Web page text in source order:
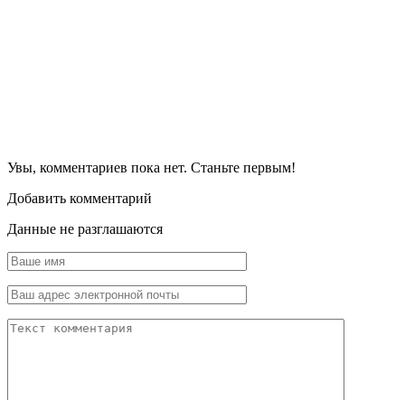
Увы, комментариев пока нет. Станьте первым!
Добавить комментарий
Данные не разглашаются